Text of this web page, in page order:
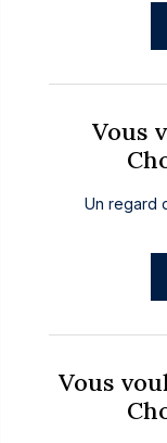
Vous
Un regard
Vous